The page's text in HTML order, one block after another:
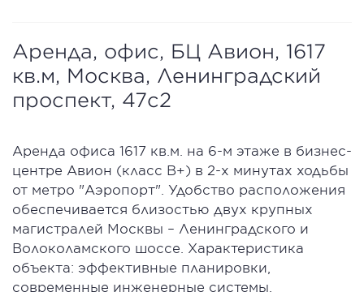
Аренда, офис, БЦ Авион, 1617
кв.м, Москва, Ленинградский
проспект, 47с2
Аренда офиса 1617 кв.м. на 6-м этаже в бизнес-
центре Авион (класс В+) в 2-х минутах ходьбы
от метро "Аэропорт". Удобство расположения
обеспечивается близостью двух крупных
магистралей Москвы – Ленинградского и
Волоколамского шоссе. Характеристика
объекта: эффективные планировки,
современные инженерные системы,